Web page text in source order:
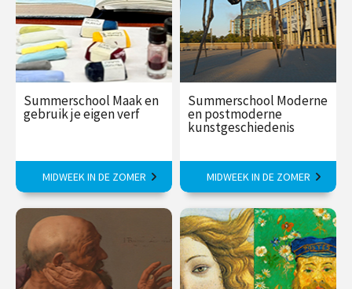
Summerschool Maak en
gebruik je eigen verf
Maak je eigen acrylverf, inkt,
pastel- en oliekrijt
€ 375,00
aug
MIDWEEK IN DE ZOMER
Summerschool Moderne
en postmoderne
kunstgeschiedenis
Met Aldwin Kroeze.
€ 375,00
vanaf 10
aug
MIDWEEK IN DE ZOMER